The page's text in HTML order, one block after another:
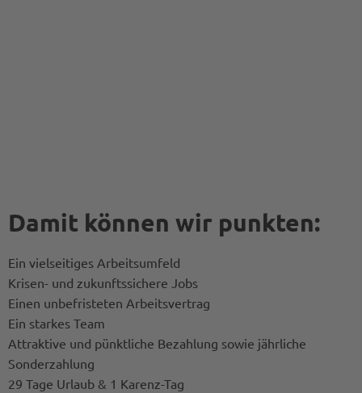
Damit können wir punkten:
Ein vielseitiges Arbeitsumfeld
Krisen- und zukunftssichere Jobs
Einen unbefristeten Arbeitsvertrag
Ein starkes Team
Attraktive und pünktliche Bezahlung sowie jährliche
Sonderzahlung
29 Tage Urlaub & 1 Karenz-Tag